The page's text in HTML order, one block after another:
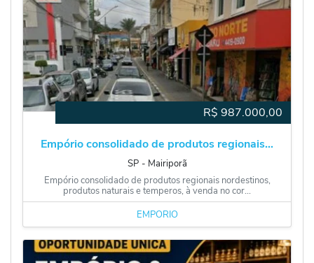
R$ 987.000,00
Empório consolidado de produtos regionais...
SP ‐ Mairiporã
Empório consolidado de produtos regionais nordestinos,
produtos naturais e temperos, à venda no cor...
EMPÓRIO